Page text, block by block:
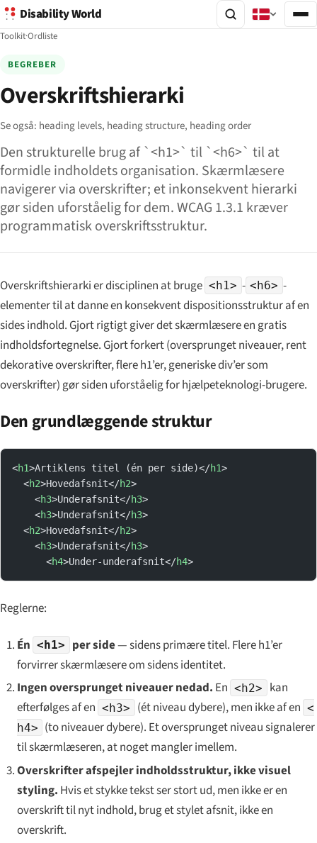
Disability World
Toolkit·Ordliste
BEGREBER
Overskriftshierarki
Se også: heading levels, heading structure, heading order
Den strukturelle brug af `<h1>` til `<h6>` til at
formidle indholdets organisation. Skærmlæsere
navigerer via overskrifter; et inkonsekvent hierarki
gør siden uforståelig for dem. WCAG 1.3.1 kræver
programmatisk overskriftsstruktur.
Overskriftshierarki er disciplinen at bruge <h1> - <h6> -
elementer til at danne en konsekvent dispositionsstruktur af en
sides indhold. Gjort rigtigt giver det skærmlæsere en gratis
indholdsfortegnelse. Gjort forkert (oversprunget niveauer, rent
dekorative overskrifter, flere h1’er, generiske div’er som
overskrifter) gør siden uforståelig for hjælpeteknologi-brugere.
Den grundlæggende struktur
<h1>Artiklens titel (én per side)</h1>
  <
h2>Hovedafsnit</h2>
    <
h3>Underafsnit</h3>
    <
h3>Underafsnit</h3>
  <
h2>Hovedafsnit</h2>
    <
h3>Underafsnit</h3>
      <
h4>Under-underafsnit</h4>
Reglerne:
Én <h1> per side— sidens primære titel. Flere h1’er
forvirrer skærmlæsere om sidens identitet.
Ingen oversprunget niveauer nedad. En <h2>
kan
efterfølges af en <h3> (ét niveau dybere), men ikke af en <
h4> (to niveauer dybere). Et oversprunget niveau signalerer
til skærmlæseren, at noget mangler imellem.
Overskrifter afspejler indholdsstruktur, ikke visuel
styling. Hvis et stykke tekst ser stort ud, men ikke er en
overskrift til nyt indhold, brug et stylet afsnit, ikke en
overskrift.